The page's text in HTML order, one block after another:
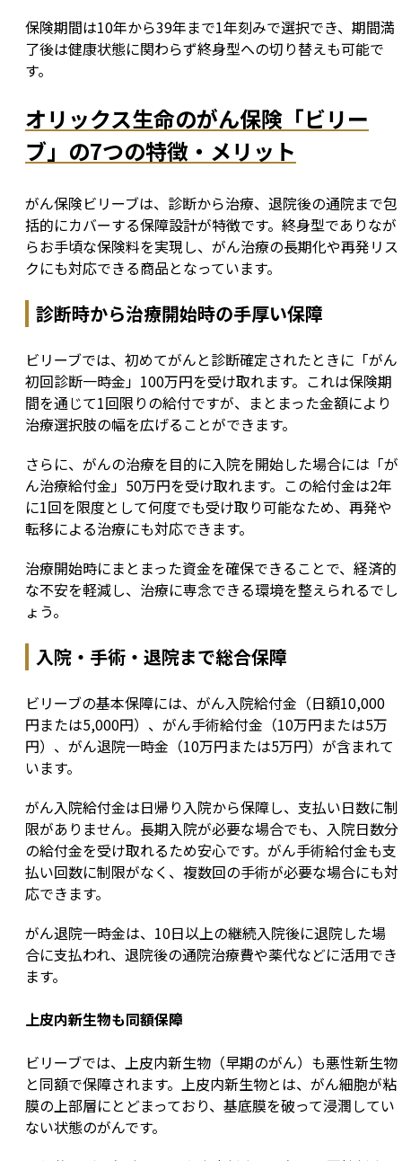
保険期間は10年から39年まで1年刻みで選択でき、期間満
了後は健康状態に関わらず終身型への切り替えも可能で
す。
オリックス生命のがん保険「ビリー
ブ」の7つの特徴・メリット
がん保険ビリーブは、診断から治療、退院後の通院まで包
括的にカバーする保障設計が特徴です。終身型でありなが
らお手頃な保険料を実現し、がん治療の長期化や再発リス
クにも対応できる商品となっています。
診断時から治療開始時の手厚い保障
ビリーブでは、初めてがんと診断確定されたときに「がん
初回診断一時金」100万円を受け取れます。これは保険期
間を通じて1回限りの給付ですが、まとまった金額により
治療選択肢の幅を広げることができます。
さらに、がんの治療を目的に入院を開始した場合には「が
ん治療給付金」50万円を受け取れます。この給付金は2年
に1回を限度として何度でも受け取り可能なため、再発や
転移による治療にも対応できます。
治療開始時にまとまった資金を確保できることで、経済的
な不安を軽減し、治療に専念できる環境を整えられるでし
ょう。
入院・手術・退院まで総合保障
ビリーブの基本保障には、がん入院給付金（日額10,000
円または5,000円）、がん手術給付金（10万円または5万
円）、がん退院一時金（10万円または5万円）が含まれて
います。
がん入院給付金は日帰り入院から保障し、支払い日数に制
限がありません。長期入院が必要な場合でも、入院日数分
の給付金を受け取れるため安心です。がん手術給付金も支
払い回数に制限がなく、複数回の手術が必要な場合にも対
応できます。
がん退院一時金は、10日以上の継続入院後に退院した場
合に支払われ、退院後の通院治療費や薬代などに活用でき
ます。
上皮内新生物も同額保障
ビリーブでは、上皮内新生物（早期のがん）も悪性新生物
と同額で保障されます。上皮内新生物とは、がん細胞が粘
膜の上部層にとどまっており、基底膜を破って浸潤してい
ない状態のがんです。